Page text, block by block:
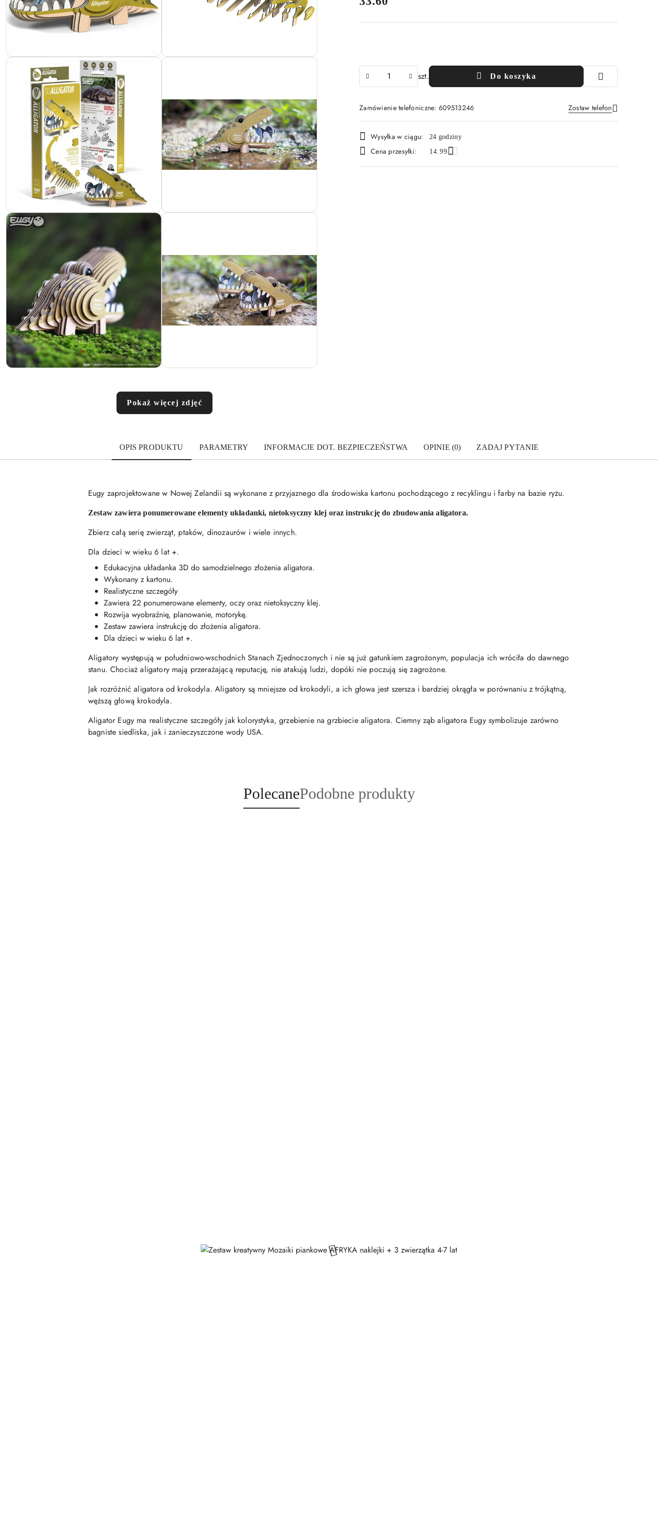
Pokaż więcej zdjęć
szt. Do koszyka
Zamówienie telefoniczne: 609513246 Zostaw telefon
Wyślij
Dostępność
i
Wysyłka w ciągu: 24 godziny
Cena przesyłki: 14.99
OPIS PRODUKTU PARAMETRY INFORMACJE DOT. BEZPIECZEŃSTWA OPINIE (0) ZADAJ PYTANIE
Eugy zaprojektowane w Nowej Zelandii są wykonane z przyjaznego dla środowiska kartonu pochodzącego z recyklingu i farby na bazie ryżu.
Zestaw zawiera ponumerowane elementy układanki, nietoksyczny klej oraz instrukcję do zbudowania aligatora.
Zbierz całą serię zwierząt, ptaków, dinozaurów i wiele innych.
Dla dzieci w wieku 6 lat +.
Edukacyjna układanka 3D do samodzielnego złożenia aligatora.
Wykonany z kartonu.
Realistyczne szczegóły
Zawiera 22 ponumerowane elementy, oczy oraz nietoksyczny klej.
Rozwija wyobraźnię, planowanie, motorykę.
Zestaw zawiera instrukcję do złożenia aligatora.
Dla dzieci w wieku 6 lat +.
Aligatory występują w południowo-wschodnich Stanach Zjednoczonych i nie są już gatunkiem zagrożonym, populacja ich wróciła do dawnego
stanu. Chociaż aligatory mają przerażającą reputację, nie atakują ludzi, dopóki nie poczują się zagrożone.
Jak rozróżnić aligatora od krokodyla. Aligatory są mniejsze od krokodyli, a ich głowa jest szersza i bardziej okrągła w porównaniu z trójkątną,
węższą głową krokodyla.
Aligator Eugy ma realistyczne szczegóły jak kolorystyka, grzebienie na grzbiecie aligatora. Ciemny ząb aligatora Eugy symbolizuje zarówno
bagniste siedliska, jak i zanieczyszczone wody USA.
Produkty
o
PolecaneProdukty
o
Podobne produkty